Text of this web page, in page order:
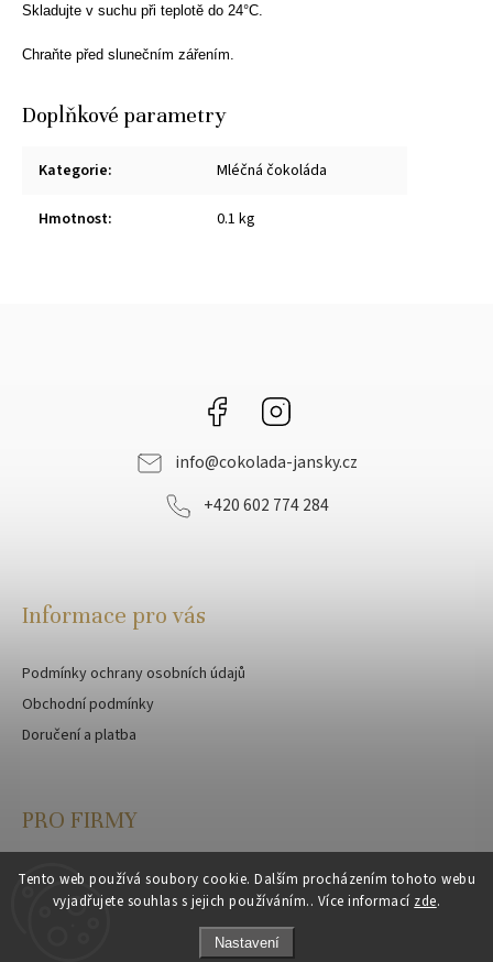
Tento web používá soubory cookie. Dalším procházením tohoto webu
vyjadřujete souhlas s jejich používáním.. Více informací zde.
Nastavení
Skladujte v suchu při teplotě do 24°C.
Chraňte před slunečním zářením.
Doplňkové parametry
Kategorie: Mléčná čokoláda
Hmotnost: 0.1 kg
Facebook
info@cokolada-jansky.cz
+420 602 774 284
Informace pro vás
Podmínky ochrany osobních údajů
Obchodní podmínky
Doručení a platba
PRO FIRMY
Velkoobchod
Zakázková výroba